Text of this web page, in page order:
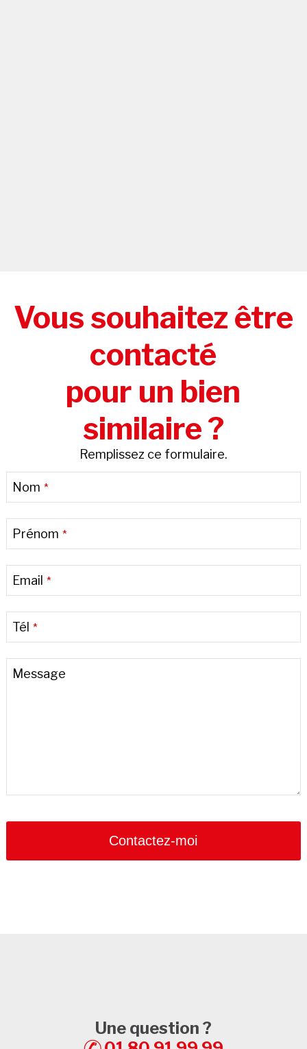
Vous souhaitez être
contacté
pour un bien
similaire ?
Remplissez ce formulaire.
Nom *
Prénom *
Email *
Tél *
Message
Email
Contactez-moi
Une question ?